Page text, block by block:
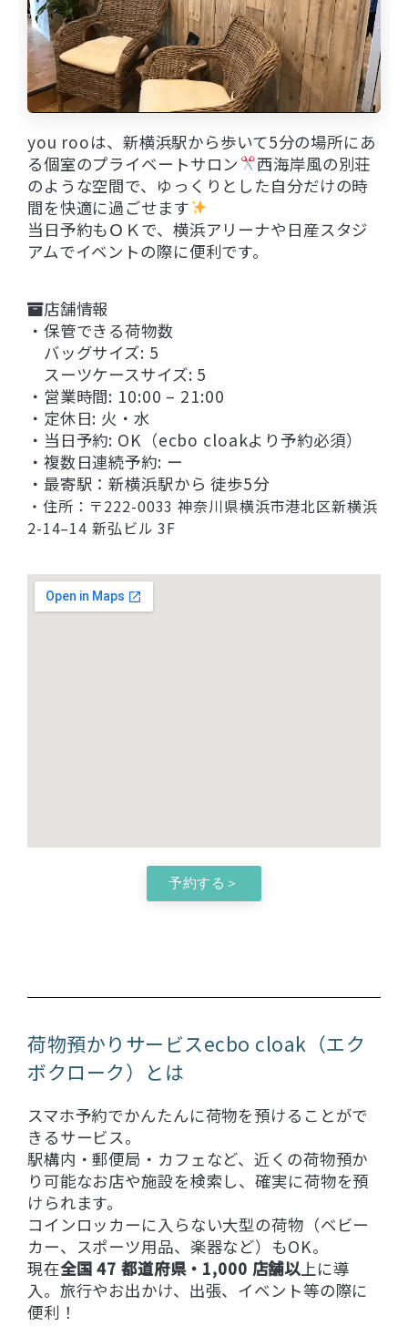
you rooは、新横浜駅から歩いて5分の場所にあ
る個室のプライベートサロン
西海岸風の別荘
のような空間で、ゆっくりとした自分だけの時
間を快適に過ごせます
当日予約もＯＫで、横浜アリーナや日産スタジ
アムでイベントの際に便利です。
店舗情報
・保管できる荷物数
バッグサイズ: 5
スーツケースサイズ: 5
・営業時間: 10:00 – 21:00
・定休日: 火・水
・当日予約: OK（ecbo cloakより予約必須）
・複数日連続予約: ー
・最寄駅：新横浜駅から 徒歩5分
・住所：〒222-0033 神奈川県横浜市港北区新横浜
2-14–14 新弘ビル 3F
予約する＞
荷物預かりサービスecbo cloak（エク
ボクローク）とは
スマホ予約でかんたんに荷物を預けることがで
きるサービス。
駅構内・郵便局・カフェなど、近くの荷物預か
り可能なお店や施設を検索し、確実に荷物を預
けられます。
コインロッカーに入らない大型の荷物（ベビー
カー、スポーツ用品、楽器など）もOK。
現在全国 47 都道府県・1,000 店舗以上に導
入。旅行やお出かけ、出張、イベント等の際に
便利！